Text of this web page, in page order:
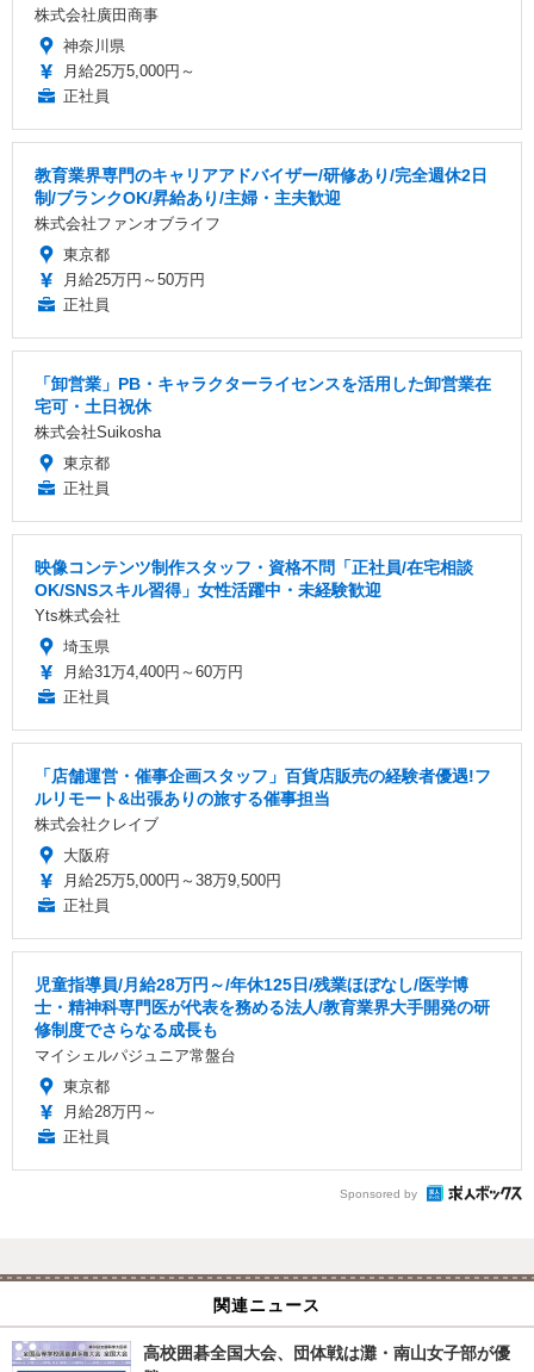
株式会社廣田商事
神奈川県
月給25万5,000円～
正社員
教育業界専門のキャリアアドバイザー/研修あり/完全週休2日
制/ブランクOK/昇給あり/主婦・主夫歓迎
株式会社ファンオブライフ
東京都
月給25万円～50万円
正社員
「卸営業」PB・キャラクターライセンスを活用した卸営業在
宅可・土日祝休
株式会社Suikosha
東京都
正社員
映像コンテンツ制作スタッフ・資格不問「正社員/在宅相談
OK/SNSスキル習得」女性活躍中・未経験歓迎
Yts株式会社
埼玉県
月給31万4,400円～60万円
正社員
「店舗運営・催事企画スタッフ」百貨店販売の経験者優遇!フ
ルリモート&出張ありの旅する催事担当
株式会社クレイブ
大阪府
月給25万5,000円～38万9,500円
正社員
児童指導員/月給28万円～/年休125日/残業ほぼなし/医学博
士・精神科専門医が代表を務める法人/教育業界大手開発の研
修制度でさらなる成長も
マイシェルパジュニア常盤台
東京都
月給28万円～
正社員
Sponsored by
関連ニュース
高校囲碁全国大会、団体戦は灘・南山女子部が優